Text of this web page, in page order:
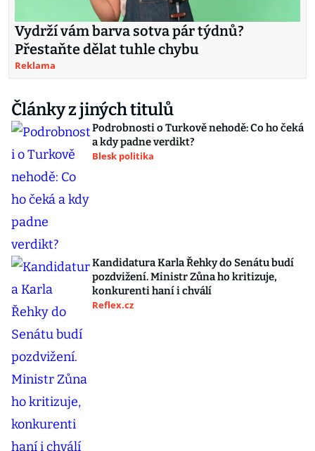
Vydrží vám barva sotva pár týdnů?
Přestaňte dělat tuhle chybu
Reklama
Články z jiných titulů
Podrobnosti o Turkově nehodě: Co ho čeká
a kdy padne verdikt?
Blesk politika
Kandidatura Karla Řehky do Senátu budí
pozdvižení. Ministr Zůna ho kritizuje,
konkurenti haní i chválí
Reflex.cz